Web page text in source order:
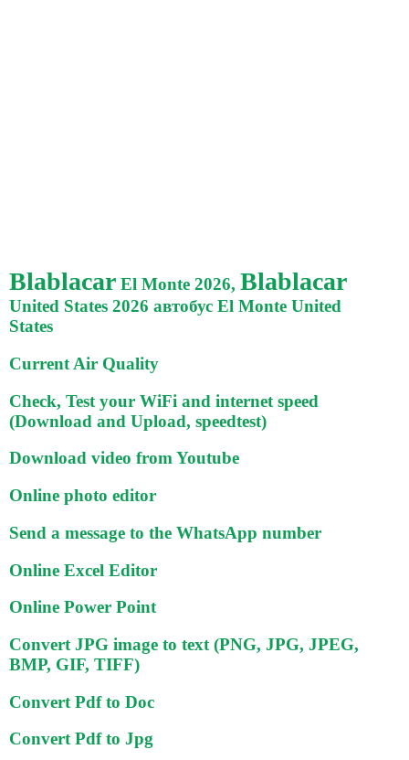
Blablacar El Monte 2026, Blablacar
United States 2026 автобус El Monte United
States
Current Air Quality
Check, Test your WiFi and internet speed
(Download and Upload, speedtest)
Download video from Youtube
Online photo editor
Send a message to the WhatsApp number
Online Excel Editor
Online Power Point
Convert JPG image to text (PNG, JPG, JPEG,
BMP, GIF, TIFF)
Convert Pdf to Doc
Convert Pdf to Jpg